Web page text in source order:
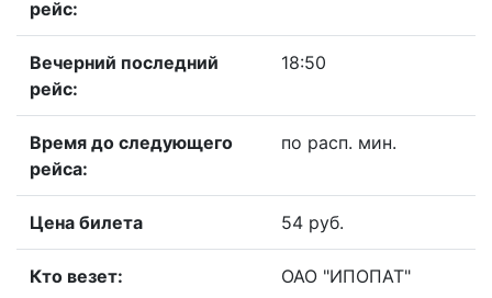
рейс:
Вечерний последний
рейс:
18:50
Время до следующего
рейса:
по расп. мин.
Цена билета 54 руб.
Кто везет: ОАО "ИПОПАТ"